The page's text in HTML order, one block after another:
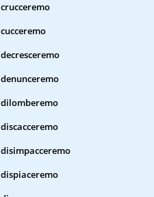
crucceremo
cucceremo
decresceremo
denunceremo
dilomberemo
discacceremo
disimpacceremo
dispiaceremo